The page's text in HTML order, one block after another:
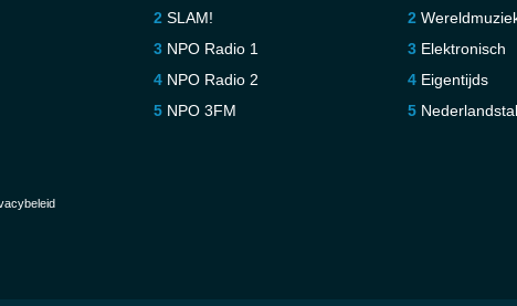
SLAM!
NPO Radio 1
NPO Radio 2
NPO 3FM
Elektronisch
Eigentijds